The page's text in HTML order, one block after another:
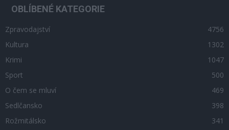
OBLÍBENÉ KATEGORIE
Zpravodajství
4756
Kultura
1302
Krimi
1047
Sport
500
O čem se mluví
469
Sedlčansko
398
Rožmitálsko
341